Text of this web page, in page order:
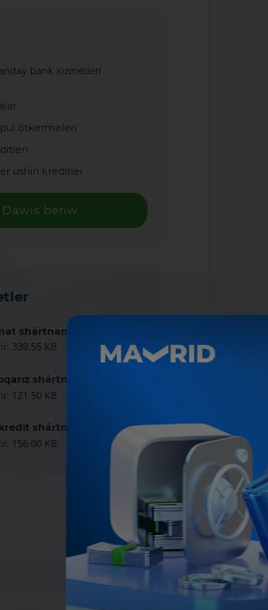
bank xizmetleri
pul ótkermeleri
ushin kreditler
Dawıs beriw
shártnaması úlgisi
339.55 KB
shártnaması úlgisi
121.50 KB
shártnaması úlgisi
156.00 KB